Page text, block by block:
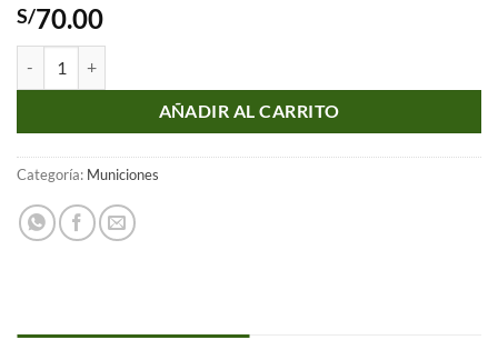
S/70.00
AÑADIR AL CARRITO
Categoría: Municiones